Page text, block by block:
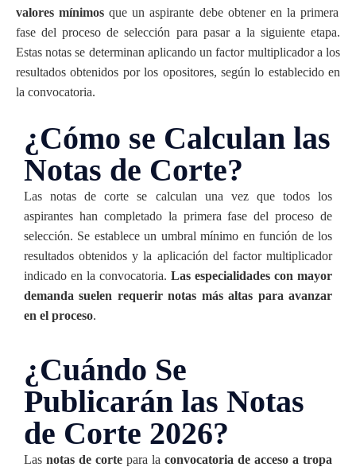
valores mínimos que un aspirante debe obtener en la primera
fase del proceso de selección para pasar a la siguiente etapa.
Estas notas se determinan aplicando un factor multiplicador a los
resultados obtenidos por los opositores, según lo establecido en
la convocatoria.
¿Cómo se Calculan las
Notas de Corte?
Las notas de corte se calculan una vez que todos los
aspirantes han completado la primera fase del proceso de
selección. Se establece un umbral mínimo en función de los
resultados obtenidos y la aplicación del factor multiplicador
indicado en la convocatoria. Las especialidades con mayor
demanda suelen requerir notas más altas para avanzar
en el proceso.
¿Cuándo Se
Publicarán las Notas
de Corte 2026?
Las notas de corte para la convocatoria de acceso a tropa